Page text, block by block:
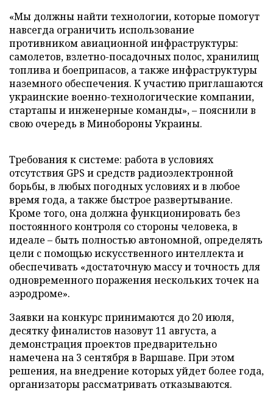
«Мы должны найти технологии, которые помогут
навсегда ограничить использование
противником авиационной инфраструктуры:
самолетов, взлетно-посадочных полос, хранилищ
топлива и боеприпасов, а также инфраструктуры
наземного обеспечения. К участию приглашаются
украинские военно-технологические компании,
стартапы и инженерные команды», – пояснили в
свою очередь в Минобороны Украины.
Требования к системе: работа в условиях
отсутствия GPS и средств радиоэлектронной
борьбы, в любых погодных условиях и в любое
время года, а также быстрое развертывание.
Кроме того, она должна функционировать без
постоянного контроля со стороны человека, в
идеале – быть полностью автономной, определять
цели с помощью искусственного интеллекта и
обеспечивать «достаточную массу и точность для
одновременного поражения нескольких точек на
аэродроме».
Заявки на конкурс принимаются до 20 июля,
десятку финалистов назовут 11 августа, а
демонстрация проектов предварительно
намечена на 3 сентября в Варшаве. При этом
решения, на внедрение которых уйдет более года,
организаторы рассматривать отказываются.